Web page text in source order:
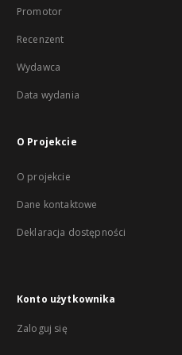
Promotor
Recenzent
Wydawca
Data wydania
O Projekcie
O projekcie
Dane kontaktowe
Deklaracja dostępności
Konto użytkownika
Zaloguj się